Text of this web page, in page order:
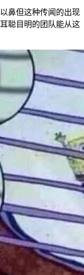
鼻但这种传闻的出现
聪目明的团队能从这